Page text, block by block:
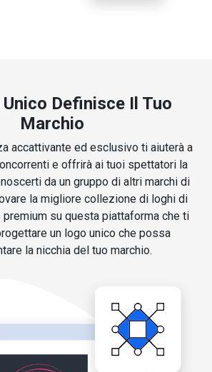
Definisce Il Tuo
Marchio
accattivante ed esclusivo ti aiuterà a
e offrirà ai tuoi spettatori la
da un gruppo di altri marchi di
la migliore collezione di loghi di
su questa piattaforma che ti
un logo unico che possa
la nicchia del tuo marchio.